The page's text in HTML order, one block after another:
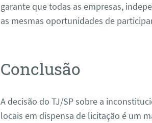
garante que todas as empresas,
as mesmas oportunidades de
Conclusão
A decisão do TJ/SP sobre a
locais em dispensa de licitação é um